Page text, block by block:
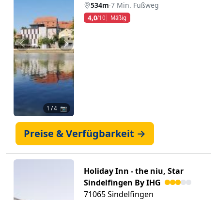
Zurück Weiter
1 / 4 📷
534m·7 Min. Fußweg
4,0/10 Mäßig
Preise & Verfügbarkeit →
Holiday Inn - the niu, Star
Sindelfingen By IHG
71065 Sindelfingen